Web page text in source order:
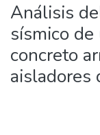
Análisis
sísmico
concreto
aisladores